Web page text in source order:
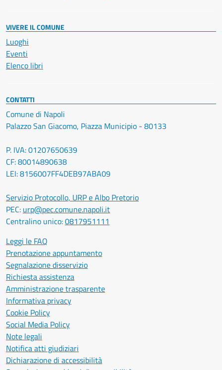
VIVERE IL COMUNE
Luoghi
Eventi
Elenco libri
CONTATTI
Comune di Napoli
Palazzo San Giacomo, Piazza Municipio - 80133
P. IVA: 01207650639
CF: 80014890638
LEI: 8156007FF4DEB97ABA09
Servizio Protocollo, URP e Albo Pretorio
PEC: urp@pec.comune.napoli.it
Centralino unico:0817951111
Leggi le FAQ
Prenotazione appuntamento
Segnalazione disservizio
Richiesta assistenza
Amministrazione trasparente
Informativa privacy
Cookie Policy
Social Media Policy
Note legali
Notifica atti giudiziari
Dichiarazione di accessibilità